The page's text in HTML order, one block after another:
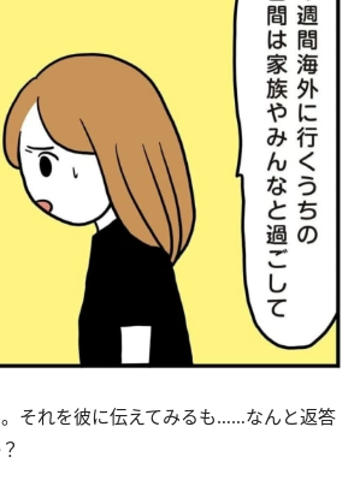
それを彼に伝えてみるも……なんと返答